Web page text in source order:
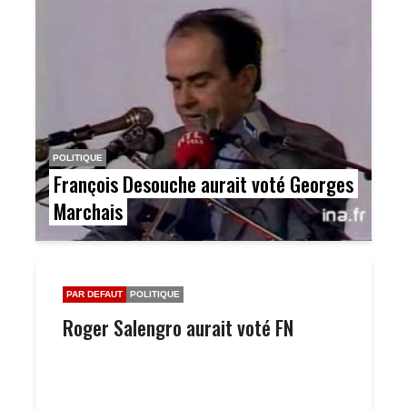
POLITIQUE
François Desouche aurait voté Georges
Marchais
PAR DEFAUT POLITIQUE
Roger Salengro aurait voté FN